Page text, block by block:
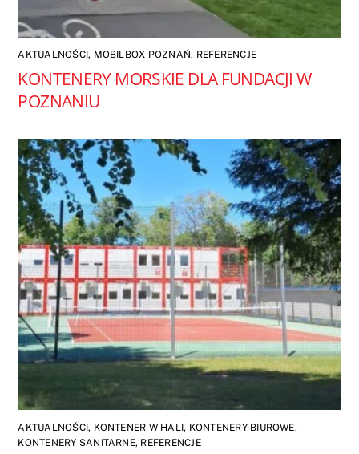
AKTUALNOŚCI, MOBILBOX POZNAŃ, REFERENCJE
KONTENERY MORSKIE DLA FUNDACJI W
POZNANIU
AKTUALNOŚCI, KONTENER W HALI, KONTENERY BIUROWE,
KONTENERY SANITARNE, REFERENCJE